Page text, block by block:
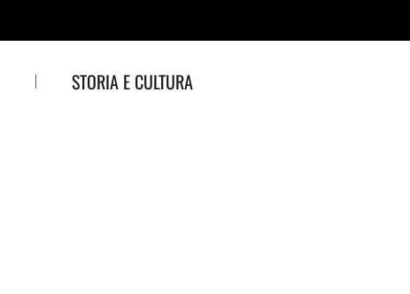
STORIA E CULTURA